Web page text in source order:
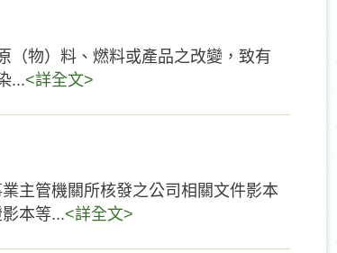
（物）料、燃料或產品之改變，致有
...<詳全文>
主管機關所核發之公司相關文件影本
本等...<詳全文>